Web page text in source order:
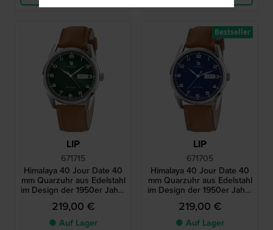
LIP
671715
Himalaya 40 Jour Date 40
mm Quarzuhr aus Edelstahl
im Design der 1950er Jahre
mit Tagesdatum
219,00 €
● Auf Lager
LIP
671705
Himalaya 40 Jour Date 40
mm Quarzuhr aus Edelstahl
im Design der 1950er Jahre
mit Tagesdatum
219,00 €
● Auf Lager
Bestseller